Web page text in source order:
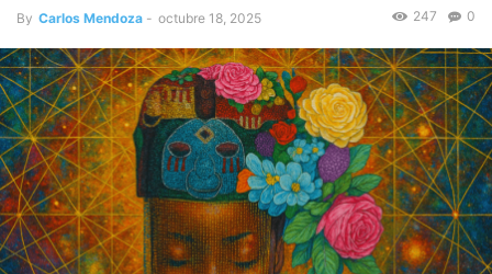
By Carlos Mendoza - octubre 18, 2025 0
247